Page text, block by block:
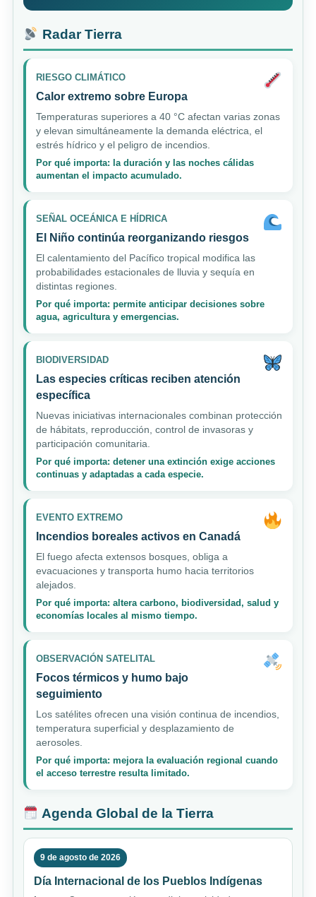
Radar Tierra
RIESGO CLIMÁTICO
Calor extremo sobre Europa
Temperaturas superiores a 40 °C afectan varias zonas
y elevan simultáneamente la demanda eléctrica, el
estrés hídrico y el peligro de incendios.
Por qué importa: la duración y las noches cálidas
aumentan el impacto acumulado.
SEÑAL OCEÁNICA E HÍDRICA
El Niño continúa reorganizando riesgos
El calentamiento del Pacífico tropical modifica las
probabilidades estacionales de lluvia y sequía en
distintas regiones.
Por qué importa: permite anticipar decisiones sobre
agua, agricultura y emergencias.
BIODIVERSIDAD
Las especies críticas reciben atención
específica
Nuevas iniciativas internacionales combinan protección
de hábitats, reproducción, control de invasoras y
participación comunitaria.
Por qué importa: detener una extinción exige acciones
continuas y adaptadas a cada especie.
EVENTO EXTREMO
Incendios boreales activos en Canadá
El fuego afecta extensos bosques, obliga a
evacuaciones y transporta humo hacia territorios
alejados.
Por qué importa: altera carbono, biodiversidad, salud y
economías locales al mismo tiempo.
OBSERVACIÓN SATELITAL
Focos térmicos y humo bajo
seguimiento
Los satélites ofrecen una visión continua de incendios,
temperatura superficial y desplazamiento de
aerosoles.
Por qué importa: mejora la evaluación regional cuando
el acceso terrestre resulta limitado.
Agenda Global de la Tierra
9 de agosto de 2026
Día Internacional de los Pueblos Indígenas